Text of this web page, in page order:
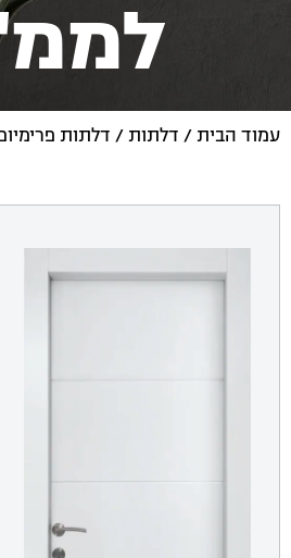
עמוד הבית/ דלתות/ דלתות